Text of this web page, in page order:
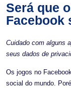
Será que
Facebook
Cuidado com alguns
seus dados de
Os jogos no
social do mundo.